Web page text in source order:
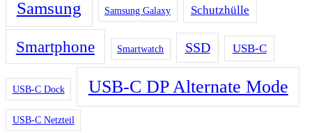
Samsung Samsung Galaxy Schutzhülle
Smartphone Smartwatch SSD USB-C
USB-C Dock USB-C DP Alternate Mode
USB-C Netzteil